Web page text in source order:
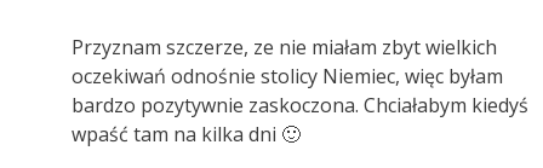
Przyznam szczerze, ze nie miałam zbyt wielkich
oczekiwań odnośnie stolicy Niemiec, więc byłam
bardzo pozytywnie zaskoczona. Chciałabym kiedyś
wpaść tam na kilka dni 🙂